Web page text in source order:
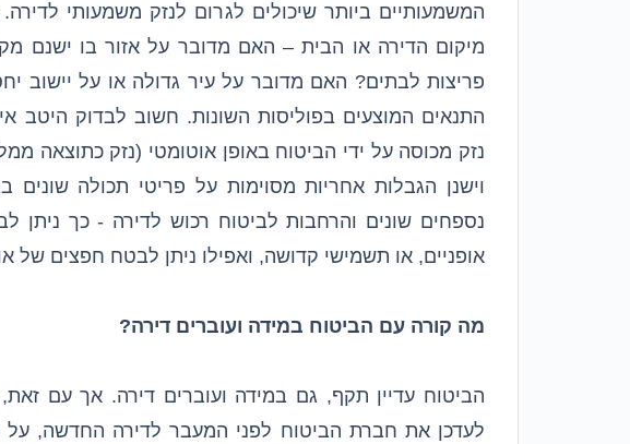
המשמעותיים ביותר שיכולים לגרום לנזק משמעותי
מיקום הדירה או הבית – האם מדובר על אזור בו ישנם
פריצות לבתים? האם מדובר על עיר גדולה או על יישוב
התנאים המוצעים בפוליסות השונות. חשוב לבדוק היטב
נזק מכוסה על ידי הביטוח באופן אוטומטי (נזק כתוצאה
וישנן הגבלות אחריות מסוימות על פריטי תכולה
נספחים שונים והרחבות לביטוח רכוש לדירה - כך ניתן
אופניים, או תשמישי קדושה, ואפילו ניתן לבטח חפצים של
מה קורה עם הביטוח במידה ועוברים דירה?
הביטוח עדיין תקף, גם במידה ועוברים דירה. אך עם
לעדכן את חברת הביטוח לפני המעבר לדירה החדשה,